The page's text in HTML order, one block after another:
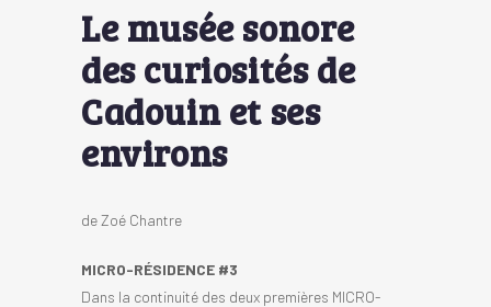
Le musée sonore
des curiosités de
Cadouin et ses
environs
de Zoé Chantre
MICRO-RÉSIDENCE #3
Dans la continuité des deux premières MICRO-